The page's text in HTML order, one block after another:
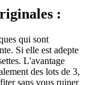
:
qui sont
Si elle est adepte
L'avantage
des lots de 3,
sans vous ruiner